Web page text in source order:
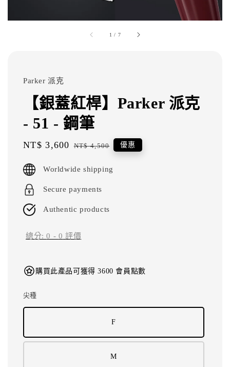
1 / 7
Parker 派克
【銀蓋紅桿】Parker 派克
- 51 - 鋼筆
Sale
NT$ 3,600 Regular
NT$ 4,500 優惠
Worldwide shipping
Secure payments
Authentic products
總分:0 - 0 評價
購買此產品可獲得 3600 會員點數
尖種
F
M